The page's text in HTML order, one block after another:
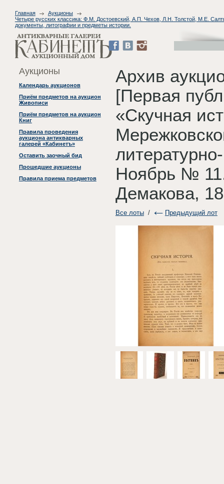
Главная
Аукционы
Четыре русских классика: Ф.М. Достоевский, А.П. Чехов, Л.Н. Толстой, М.Е.
документы, литографии и предметы истории.
Аукционы
Календарь аукционов
Приём предметов на аукцион
Живописи
Приём предметов на аукцион
Книг
Правила проведения
аукциона антикварных
галерей «Кабинетъ»
Оставить заочный бид
Прошедшие аукционы
Правила приема предметов
Архив
[Первая
«Скучная
Ноябрь №
Демакова,
Все лоты/ Предыдущий лот